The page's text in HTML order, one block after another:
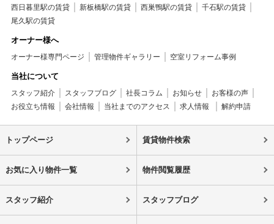
西日暮里駅の賃貸
新板橋駅の賃貸 西巣鴨駅の賃貸
千石駅の賃貸
尾久駅の賃貸
オーナー様へ
オーナー様専門ページ 管理物件ギャラリー 空室リフォーム事例
当社について
スタッフ紹介 スタッフブログ 社長コラム お知らせ
お客様の声
お役立ち情報
会社情報 当社までのアクセス 求人情報 解約申請
トップページ 賃貸物件検索
お気に入り物件一覧 物件閲覧履歴
スタッフ紹介 スタッフブログ